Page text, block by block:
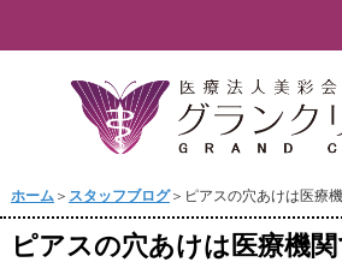
ホーム＞ スタッフブログ＞ピアスの穴あけは医療
ピアスの穴あけは医療機